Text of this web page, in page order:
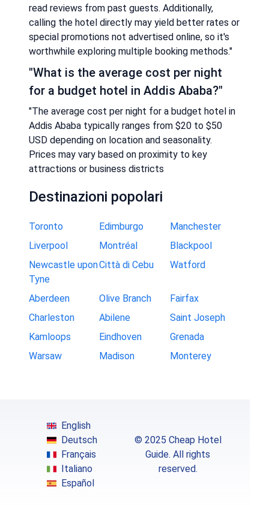
read reviews from past guests. Additionally,
calling the hotel directly may yield better rates or
special promotions not advertised online, so it's
worthwhile exploring multiple booking methods."
"What is the average cost per night
for a budget hotel in Addis Ababa?"
"The average cost per night for a budget hotel in
Addis Ababa typically ranges from $20 to $50
USD depending on location and seasonality.
Prices may vary based on proximity to key
attractions or business districts
Destinazioni popolari
Toronto Edimburgo
Manchester
Liverpool
Montréal
Blackpool
Newcastle upon
Tyne
Città di Cebu Watford
Aberdeen Olive Branch
Fairfax
Charleston
Abilene
Saint Joseph
Kamloops
Eindhoven
Grenada
Warsaw
Madison Monterey
English
Deutsch
Français
Italiano
Español
© 2025 Cheap Hotel
Guide. All rights
reserved.